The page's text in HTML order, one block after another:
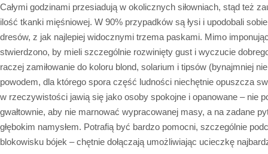
Całymi godzinami przesiadują w okolicznych siłowniach, stąd też
ilość tkanki mięśniowej. W 90% przypadków są łysi i upodobali
dresów, z jak najlepiej widocznymi trzema paskami. Mimo
stwierdzono, by mieli szczególnie rozwinięty gust i wyczucie
raczej zamiłowanie do koloru blond, solarium i tipsów (bynajmniej
powodem, dla którego spora część ludności niechętnie opuszcza
w rzeczywistości jawią się jako osoby spokojne i opanowane – nie
gwałtownie, aby nie marnować wypracowanej masy, a na zadane
głębokim namysłem. Potrafią być bardzo pomocni, szczególnie
blokowisku bójek – chętnie dołączają umożliwiając ucieczkę